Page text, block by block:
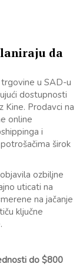
da
u SAD-u
dostupnosti
Kine. Prodavci na
online
i
širok
ozbiljne
uticati na
na jačanje
ključne
do $800